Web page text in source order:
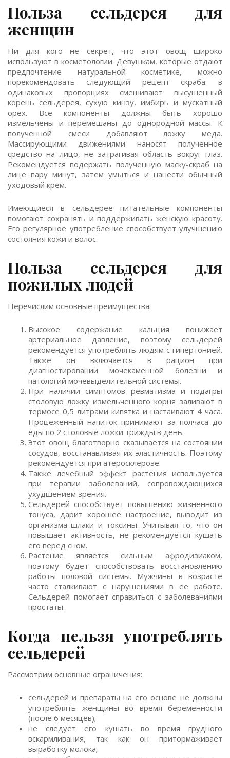
Польза сельдерея для
женщин
Ни для кого не секрет, что этот овощ широко
используют в косметологии. Девушкам, которые отдают
предпочтение натуральной косметике, можно
порекомендовать следующий рецепт скраба: в
одинаковых пропорциях смешивают высушенный
корень сельдерея, сухую кинзу, имбирь и мускатный
орех. Все компоненты должны быть хорошо
измельчены и перемешаны до однородной массы. К
полученной смеси добавляют ложку меда.
Массирующими движениями наносят полученное
средство на лицо, не затрагивая область вокруг глаз.
Рекомендуется подержать полученную маску-скраб на
лице пару минут, затем умыться и нанести обычный
уходовый крем.
Имеющиеся в сельдерее питательные компоненты
помогают сохранять и поддерживать женскую красоту.
Его регулярное употребление способствует улучшению
состояния кожи и волос.
Польза сельдерея для
пожилых людей
Перечислим основные преимущества:
Высокое содержание кальция понижает
артериальное давление, поэтому сельдерей
рекомендуется употреблять людям с гипертонией.
Также он включается в рацион при
диагностировании мочекаменной болезни и
патологий мочевыделительной системы.
При наличии симптомов ревматизма и подагры
столовую ложку измельченного корня заливают в
термосе 0,5 литрами кипятка и настаивают 4 часа.
Процеженный напиток принимают за полчаса до
еды по 2 столовые ложки трижды в день.
Этот овощ благотворно сказывается на состоянии
сосудов, восстанавливая их эластичность. Поэтому
рекомендуется при атеросклерозе.
Также лечебный эффект растения используется
при терапии заболеваний, сопровождающихся
ухудшением зрения.
Сельдерей способствует повышению жизненного
тонуса, дарит хорошее настроение, выводит из
организма шлаки и токсины. Учитывая то, что он
повышает активность, не рекомендуется кушать
его перед сном.
Растение является сильным афродизиаком,
поэтому будет способствовать восстановлению
работы половой системы. Мужчины в возрасте
часто сталкивают с нарушениями в ее работе.
Сельдерей помогает справиться с заболеваниями
простаты.
Когда нельзя употреблять
сельдерей
Рассмотрим основные ограничения:
сельдерей и препараты на его основе не должны
употреблять женщины во время беременности
(после 6 месяцев);
не следует его кушать во время грудного
вскармливания, так как он притормаживает
выработку молока;